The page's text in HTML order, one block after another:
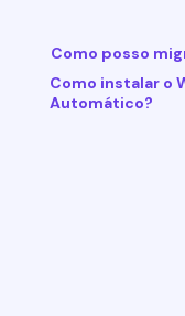
Como posso
Como instalar o
Automático?